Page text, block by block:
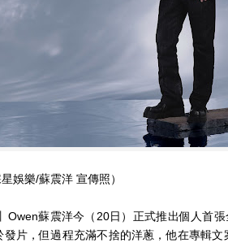
娛樂/蘇震洋 宣傳照）
Owen蘇震洋今（20日）正式推出個人首
發片，但過程充滿不捨的洋蔥，他在專輯